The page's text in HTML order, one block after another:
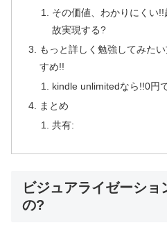
その価値、わかりにくい
故実現する?
もっと詳しく勉強してみた
すめ!!
kindle unlimitedなら!!0円
まとめ
共有:
ビジュアライゼーシ
の?